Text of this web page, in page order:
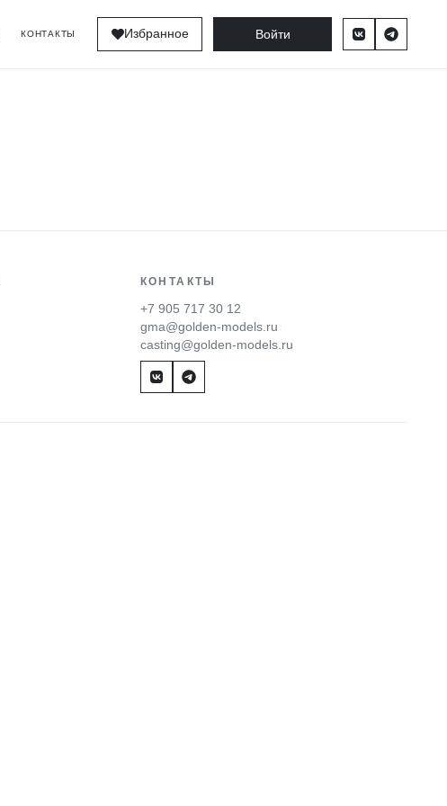
КОНТАКТЫ Избранное Войти
КОНТАКТЫ
+7 905 717 30 12
gma@golden-models.ru
casting@golden-models.ru